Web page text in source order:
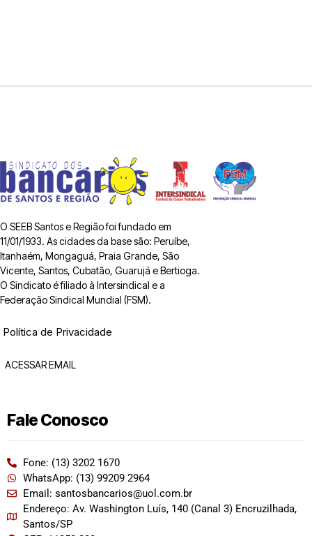
O SEEB Santos e Região foi fundado em
11/01/1933. As cidades da base são: Peruíbe,
Itanhaém, Mongaguá, Praia Grande, São
Vicente, Santos, Cubatão, Guarujá e Bertioga.
O Sindicato é filiado à Intersindical e a
Federação Sindical Mundial (FSM).
Política de Privacidade
ACESSAR EMAIL
Fale Conosco
Fone: (13) 3202 1670
WhatsApp: (13) 99209 2964
Email: santosbancarios@uol.com.br
Endereço: Av. Washington Luís, 140 (Canal 3) Encruzilhada,
Santos/SP